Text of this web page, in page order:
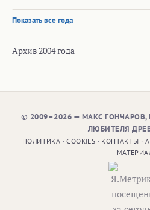
Показать все года
Архив 2004 года
© 2009–2026 — МАКС ГОНЧАРОВ,
ЛЮБИТЕЛЯ
ПОЛИТИКА ·COOKIES · КОНТАКТЫ ·